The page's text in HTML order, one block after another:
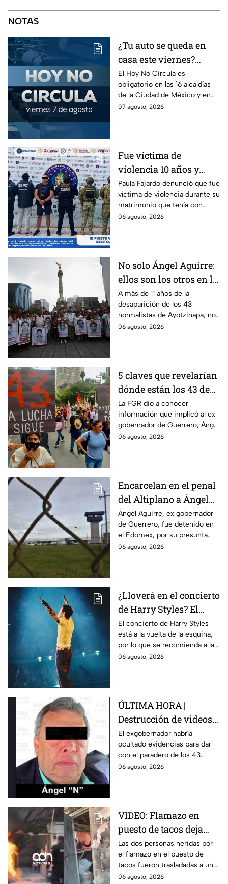
NOTAS
¿Tu auto se queda en
casa este viernes?
Revisa el Hoy No
Circula de este 7 de
agosto
El Hoy No Circula es
obligatorio en las 16 alcaldías
de la Ciudad de México y en
los municipios conurbados del
07 agosto, 2026
Fue víctima de
violencia 10 años y
hasta ahora detienen al
presunto agresor: el
caso de Paula Fajardo
Paula Fajardo denunció que fue
víctima de violencia durante su
matrimonio que tenía con
Jorge Francisco “N”, quien fue
06 agosto, 2026
No solo Ángel Aguirre:
ellos son los otros en la
lupa por el caso
Ayotzinapa
A más de 11 años de la
desaparición de los 43
normalistas de Ayotzinapa, no
se ha conocido el paradero de
06 agosto, 2026
5 claves que revelarían
dónde están los 43 de
Ayotzinapa tras
captura de Ángel
Aguirre, ex gobernador
de Guerrero
La FGR dio a conocer
información que implicó al ex
gobernador de Guerrero, Ángel
Aguirre, quien fue detenido
06 agosto, 2026
Encarcelan en el penal
del Altiplano a Ángel
Aguirre, ex gobernador
de Guerrero por caso
Ayotzinapa
Ángel Aguirre, ex gobernador
de Guerrero, fue detenido en
el Edomex, por su presunta
participación en la
06 agosto, 2026
¿Lloverá en el concierto
de Harry Styles? El
pronóstico del clima
para este viernes en
CDMX
El concierto de Harry Styles
está a la vuelta de la esquina,
por lo que se recomienda a las
y los fanáticos revisar el clima
06 agosto, 2026
ÚLTIMA HORA |
Destrucción de videos
clave y amenazas a
testigos por parte de
exgobernador Ángel
Aguirre: FGR
El exgobernador habría
ocultado evidencias para dar
con el paradero de los 43
estudiantes desaparecidos de
06 agosto, 2026
VIDEO: Flamazo en
puesto de tacos deja
dos heridos en CDMX
Las dos personas heridas por
el flamazo en el puesto de
tacos fueron trasladadas a un
hospital para recibir atención
06 agosto, 2026